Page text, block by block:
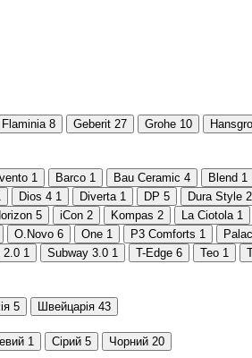
Flaminia 8 Geberit 27 Grohe 10
1 Barco 1 Bau Ceramic 4 Blend 1
Dios 4 1 Diverta 1 DP 5 Dura Style 2
5 iCon 2 Kompas 2 La Ciotola 1
O.Novo 6 One 1 P3 Comforts 1
2.0 1 Subway 3.0 1 T-Edge 6 Teo 1
5 Швейцарія 43
1 Сірий 5 Чорний 20